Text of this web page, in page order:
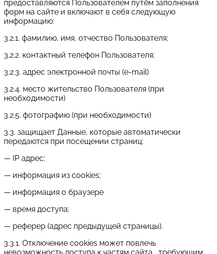
предоставляются Пользователем путём заполнения
форм на сайте и включают в себя следующую
информацию:
3.2.1. фамилию, имя, отчество Пользователя;
3.2.2. контактный телефон Пользователя;
3.2.3. адрес электронной почты (e-mail)
3.2.4. место жительство Пользователя (при
необходимости)
3.2.5. фотографию (при необходимости)
3.3. защищает Данные, которые автоматически
передаются при посещении страниц:
— IP адрес;
— информация из cookies;
— информация о браузере
— время доступа;
— реферер (адрес предыдущей страницы).
3.3.1. Отключение cookies может повлечь